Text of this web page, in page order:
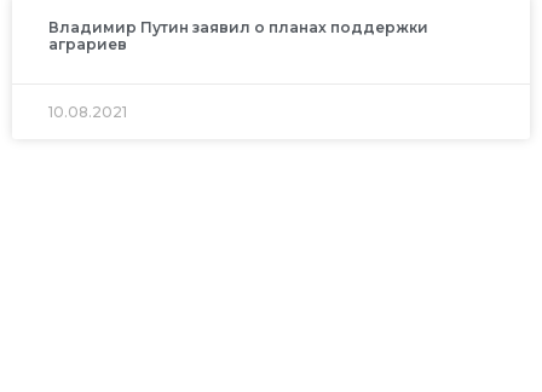
Владимир Путин заявил о планах поддержки
аграриев
10.08.2021